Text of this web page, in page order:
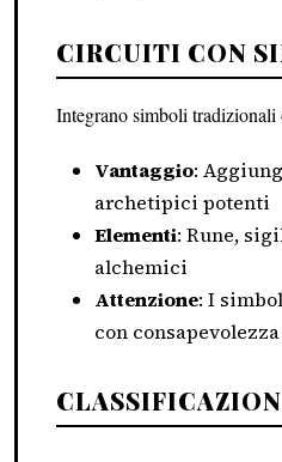
CIRCUITI CON
Integrano simboli
Vantaggio:
archetipici potenti
Elementi: Rune,
alchemici
Attenzione: I
con